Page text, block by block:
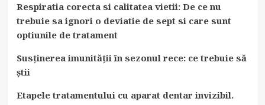
Respiratia corecta si calitatea vietii: De ce nu
trebuie sa ignori o deviatie de sept si care sunt
optiunile de tratament
Susținerea imunității în sezonul rece: ce trebuie să
știi
Etapele tratamentului cu aparat dentar invizibil.